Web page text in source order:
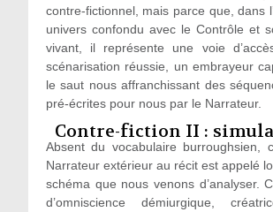
contre-fictionnel, mais parce que, dans
univers confondu avec le Contrôle et
vivant, il représente une voie
scénarisation réussie, un embrayeur
le saut nous affranchissant des
pré-écrites pour nous par le Narrateur.
Contre-fiction II :
Absent du vocabulaire burroughsien,
Narrateur extérieur au récit est appelé
schéma que nous venons d’analyser.
d’omniscience démiurgique,